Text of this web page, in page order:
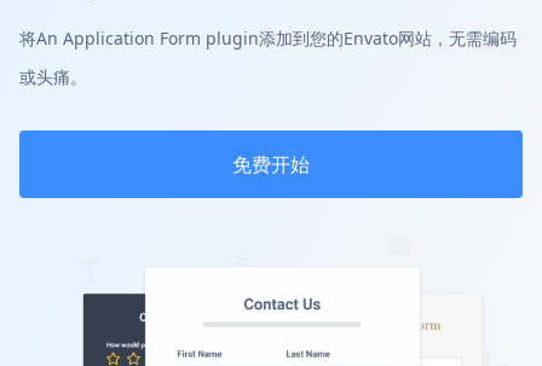
将An Application Form plugin添加到您的Envato网站，无需编码
或头痛。
免费开始